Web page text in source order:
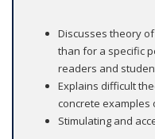
Discusses theory
than for a specific
readers and
Explains difficult
concrete
Stimulating and